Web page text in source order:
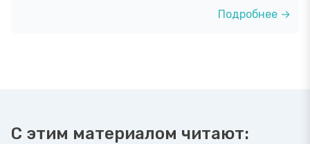
Подробнее →
С этим материалом читают: